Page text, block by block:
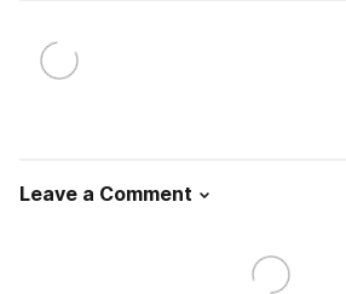
Leave a Comment